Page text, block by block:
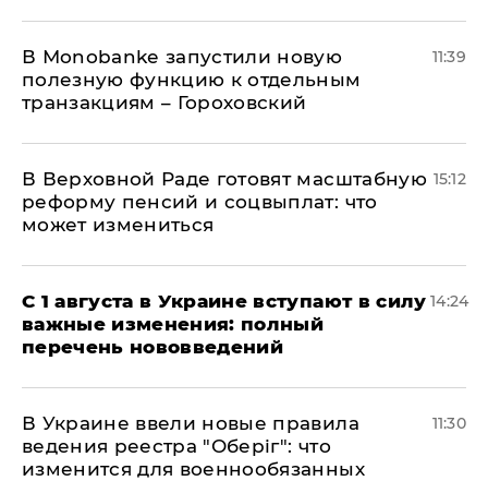
В Мonobankе запустили новую
полезную функцию к отдельным
транзакциям – Гороховский
11:39
В Верховной Раде готовят масштабную
реформу пенсий и соцвыплат: что
может измениться
15:12
С 1 августа в Украине вступают в силу
важные изменения: полный
перечень нововведений
14:24
В Украине ввели новые правила
ведения реестра "Оберіг": что
изменится для военнообязанных
11:30